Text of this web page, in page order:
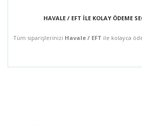
HAVALE / EFT İLE KOLAY ÖDEME
Tüm siparişlerinizi Havale / EFT ile kolayca